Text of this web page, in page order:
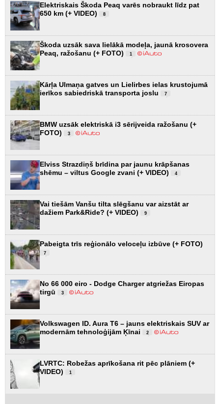
Elektriskais Škoda Peaq varēs nobraukt līdz pat
650 km (+ VIDEO)
8
Škoda uzsāk sava lielākā modeļa, jaunā krosovera
Peaq, ražošanu (+ FOTO)
1
Kārļa Ulmaņa gatves un Lielirbes ielas krustojumā
ierīkos sabiedriskā transporta joslu
7
BMW uzsāk elektriskā i3 sērijveida ražošanu (+
FOTO)
3
Elviss Strazdiņš brīdina par jaunu krāpšanas
shēmu – viltus Google zvani (+ VIDEO)
4
Vai tiešām Vanšu tilta slēgšanu var aizstāt ar
dažiem Park&Ride? (+ VIDEO)
9
Pabeigta trīs reģionālo veloceļu izbūve (+ FOTO)
7
No 66 000 eiro - Dodge Charger atgriežas Eiropas
tirgū
3
Volkswagen ID. Aura T6 – jauns elektriskais SUV ar
modernām tehnoloģijām Ķīnai
2
LVRTC: Robežas aprīkošana rit pēc plāniem (+
VIDEO)
1